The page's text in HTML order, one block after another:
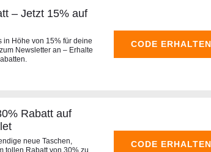
– Jetzt 15% auf
in Höhe von 15% für deine
Newsletter an – Erhalte
CODE ERHALTEN
Rabatt auf
neue Taschen,
tollen Rabatt von 30% zu
CODE ERHALTEN